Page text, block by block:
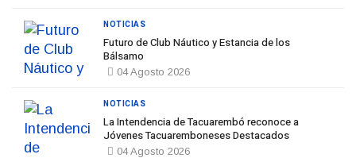
Futuro de Club Náutico y Estancia de los
Bálsamo
04 Agosto 2026
NOTICIAS
La Intendencia de Tacuarembó reconoce a
Jóvenes Tacuaremboneses Destacados
04 Agosto 2026
NOTICIAS